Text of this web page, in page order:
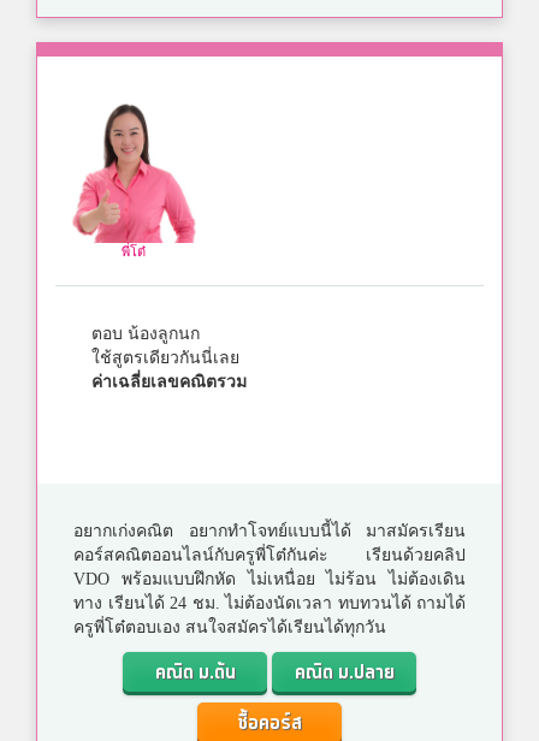
พี่โต๋
ตอบ น้องลูกนก
ใช้สูตรเดียวกันนี่เลย
ค่าเฉลี่ยเลขคณิตรวม
อยากเก่งคณิต อยากทำโจทย์แบบนี้ได้ มาสมัครเรียน
คอร์สคณิตออนไลน์กับครูพี่โต๋กันค่ะ เรียนด้วยคลิป
VDO พร้อมแบบฝึกหัด ไม่เหนื่อย ไม่ร้อน ไม่ต้องเดิน
ทาง เรียนได้ 24 ชม. ไม่ต้องนัดเวลา ทบทวนได้ ถามได้
ครูพี่โต๋ตอบเอง สนใจสมัครได้เรียนได้ทุกวัน
คณิต ม.ต้น
คณิต ม.ปลาย
ซื้อคอร์ส